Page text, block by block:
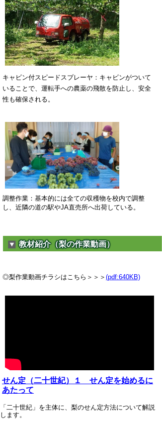
キャビン付スピードスプレーヤ：キャビンがついて
いることで、運転手への農薬の飛散を防止し、安全
性も確保される。
調整作業：基本的には全ての収穫物を校内で調整
し、近隣の道の駅やJA直売所へ出荷している。
教材紹介（梨の作業動画）
◎梨作業動画チラシはこちら＞＞＞ (pdf:640KB)
せん定（二十世紀）１ せん定を始めるに
あたって
「二十世紀」を主体に、梨のせん定方法について解説
します。